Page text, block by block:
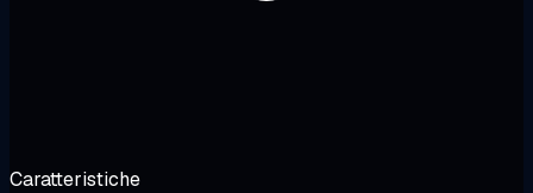
Caratteristiche